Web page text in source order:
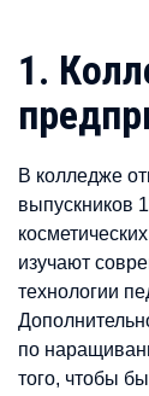
1.
В колледже
выпускников
изучают
технологии
по
того, чтобы